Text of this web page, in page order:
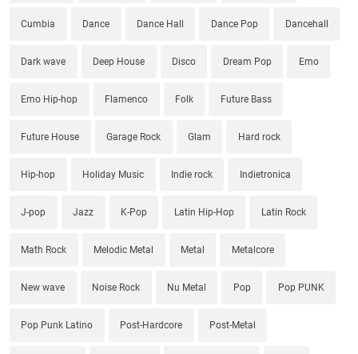
Cumbia Dance Dance Hall Dance Pop Dancehall
Dark wave Deep House Disco Dream Pop Emo
Emo Hip-hop Flamenco Folk Future Bass
Future House Garage Rock Glam Hard rock
Hip-hop Holiday Music Indie rock Indietronica
J-pop Jazz K-Pop Latin Hip-Hop Latin Rock
Math Rock Melodic Metal Metal Metalcore
New wave Noise Rock Nu Metal Pop Pop PUNK
Pop Punk Latino Post-Hardcore Post-Metal